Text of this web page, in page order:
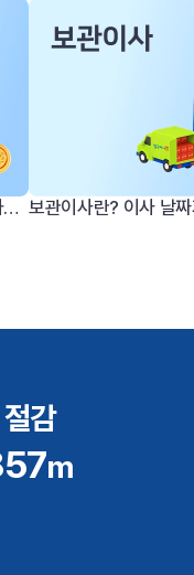
이사비용 상한제란? 포장이사 견적 바가지를 막는 제도
감
m